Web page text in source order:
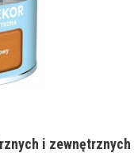
i zewnętrznych